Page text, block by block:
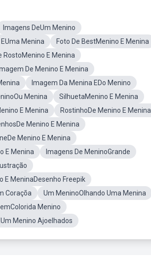
Imagens DeUm Menino
Menina
Foto De BestMenino E Menina
RostoMenino E Menina
De Menino E Menina
Imagem Da Menina EDo Menino
Menina
SilhuetaMenino E Menina
E Menina
RostinhoDe Menino E Menina
Menino E Menina
Menino E Menina
E Menina
Imagens De MeninoGrande
E MeninaDesenho Freepik
Coraçõa
Um MeninoOlhando Uma Menina
Menino
Menino Ajoelhados